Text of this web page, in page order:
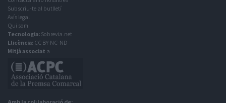
Subscriu-te al butlletí
Avís legal
Qui som
Tecnologia: Sobrevia.net
Llicència: CC BY-NC-ND
Mitjà associat a